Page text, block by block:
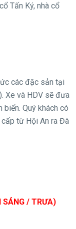
Tấn Ký, nhà cổ
các đặc sản tại
Xe và HDV sẽ đưa
Quý khách có
từ Hội An ra Đà
SÁNG / TRƯA)